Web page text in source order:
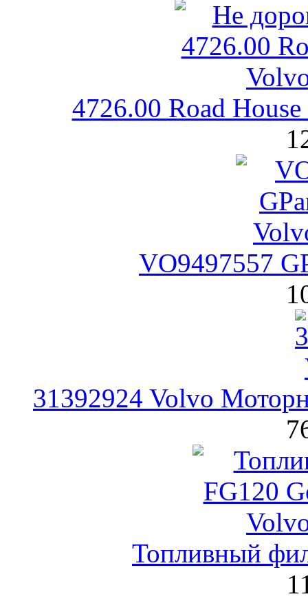
4726.00 Road
VO9497557
31392924 Volvo
Топливный